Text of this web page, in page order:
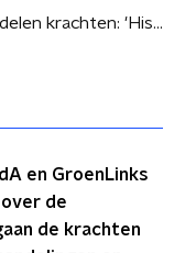
PvdA en GroenLinks bundelen krachten: 'Historie is geschreven'
en GroenLinks
de
de krachten